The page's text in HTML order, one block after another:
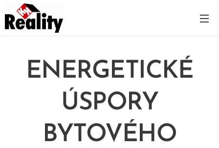
ENERGETICKÉ
ÚSPORY
BYTOVÉHO